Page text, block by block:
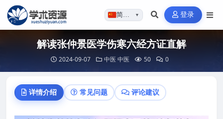
简体…▼ 登录
解读张仲景医学伤寒六经方证直解
2024-09-07 中医 中医 50 0
详情介绍 常见问题 评论建议